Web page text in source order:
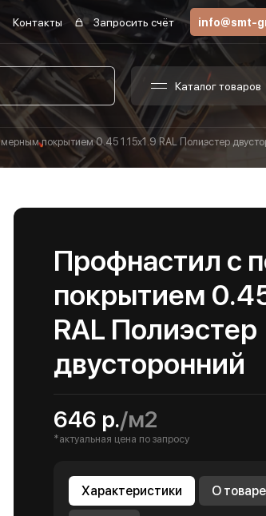
Контакты Запросить счёт info@smt-
Каталог товаров
покрытием 0.45 1.15х1.9 RAL Полиэстер
Профнастил с
покрытием
RAL Полиэстер
двусторонний
646 р./м2
*актуальная цена по запросу
Характеристики О товаре